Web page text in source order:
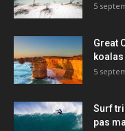
5
Great
5
Surf
pas